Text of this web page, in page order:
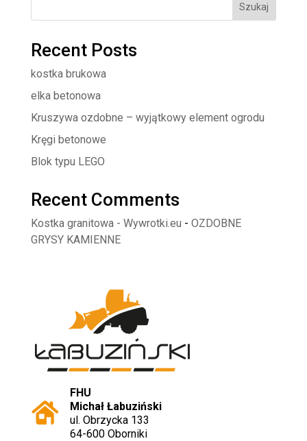
Szukaj
Recent Posts
kostka brukowa
elka betonowa
Kruszywa ozdobne – wyjątkowy element ogrodu
Kręgi betonowe
Blok typu LEGO
Recent Comments
Kostka granitowa - Wywrotki.eu - OZDOBNE
GRYSY KAMIENNE
FHU
Michał Łabuziński
ul. Obrzycka 133
64-600 Oborniki